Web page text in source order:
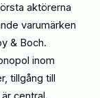
aktörerna
varumärken
& Boch.
inom
tillgång till